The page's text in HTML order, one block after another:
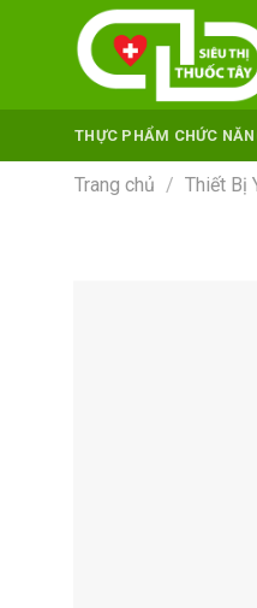
THỰC PHẨM CHỨC
Trang chủ / Thiết Bị